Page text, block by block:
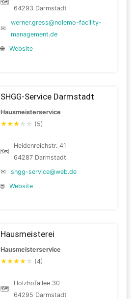
🗺
64293 Darmstadt
✉
werner.gress@nolemo-facility-
management.de
🌐
Website
SHGG-Service Darmstadt
Hausmeisterservice
★★★ ☆ ☆ (5)
🗺
Heidenreichstr. 41
64287 Darmstadt
✉
shgg-service@web.de
🌐
Website
Hausmeisterei
Hausmeisterservice
★★★★ ☆ (4)
🗺
Holzhofallee 30
64295 Darmstadt